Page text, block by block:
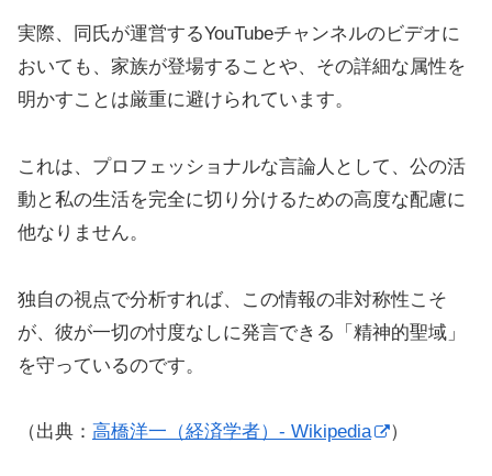
実際、同氏が運営するYouTubeチャンネルのビデオに
おいても、家族が登場することや、その詳細な属性を
明かすことは厳重に避けられています。
これは、プロフェッショナルな言論人として、公の活
動と私の生活を完全に切り分けるための高度な配慮に
他なりません。
独自の視点で分析すれば、この情報の非対称性こそ
が、彼が一切の忖度なしに発言できる「精神的聖域」
を守っているのです。
（出典： 高橋洋一（経済学者）- Wikipedia ）